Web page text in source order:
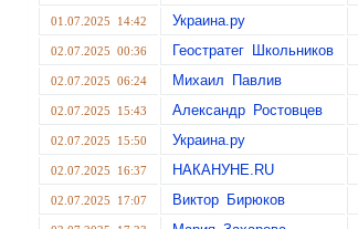
01.07.2025 14:42 Украина.ру
02.07.2025 00:36 Геостратег Школьников
02.07.2025 06:24 Михаил Павлив
02.07.2025 15:43 Александр Ростовцев
02.07.2025 15:50 Украина.ру
02.07.2025 16:37 НАКАНУНЕ.RU
02.07.2025 17:07 Виктор Бирюков